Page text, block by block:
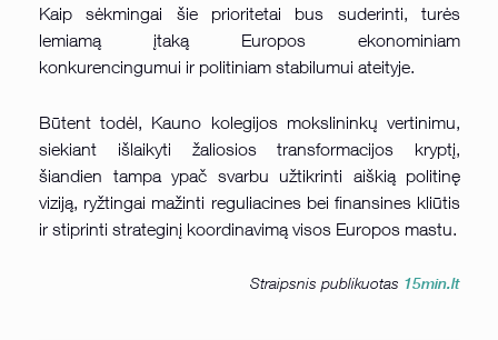
Kaip sėkmingai šie prioritetai bus suderinti, turės
lemiamą įtaką Europos ekonominiam
konkurencingumui ir politiniam stabilumui ateityje.
Būtent todėl, Kauno kolegijos mokslininkų vertinimu,
siekiant išlaikyti žaliosios transformacijos kryptį,
šiandien tampa ypač svarbu užtikrinti aiškią politinę
viziją, ryžtingai mažinti reguliacines bei finansines kliūtis
ir stiprinti strateginį koordinavimą visos Europos mastu.
Straipsnis publikuotas 15min.lt